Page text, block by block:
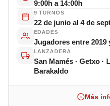
9:00h a 14:00h
9 TURNOS
22 de junio al 4 de
EDADES
Jugadores entre 2019
LANZADERA
San Mamés · Getxo ·
Barakaldo
i Más